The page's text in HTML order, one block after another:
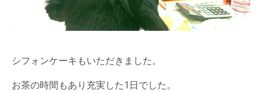
シフォンケーキもいただきました。
お茶の時間もあり充実した1日でした。